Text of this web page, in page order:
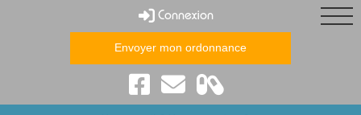
Connexion
Envoyer mon ordonnance
Conseils santé